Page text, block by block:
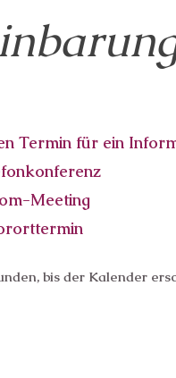
Termin für ein
Meeting
bis der Kalender